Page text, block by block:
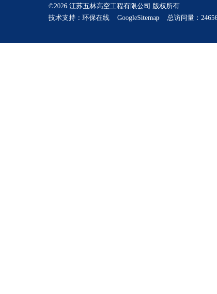
©2026 江苏五林高空工程有限公司 版权所有
技术支持： 环保在线 GoogleSitemap 总访问量：